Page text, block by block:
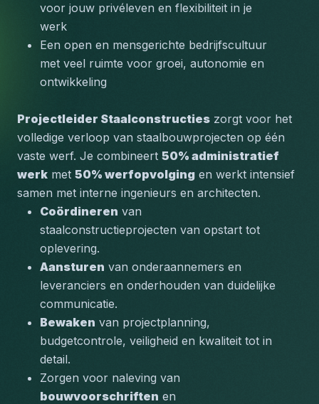
voor jouw privéleven en flexibiliteit in je
werk
Een open en mensgerichte bedrijfscultuur
met veel ruimte voor groei, autonomie en
ontwikkeling
Projectleider Staalconstructies zorgt voor het
volledige verloop van staalbouwprojecten op één
vaste werf. Je combineert 50% administratief
werk met 50% werfopvolging en werkt intensief
samen met interne ingenieurs en architecten.
Coördineren van
staalconstructieprojecten van opstart tot
oplevering.
Aansturen van onderaannemers en
leveranciers en onderhouden van duidelijke
communicatie.
Bewaken van projectplanning,
budgetcontrole, veiligheid en kwaliteit tot in
detail.
bouwvoorschriften